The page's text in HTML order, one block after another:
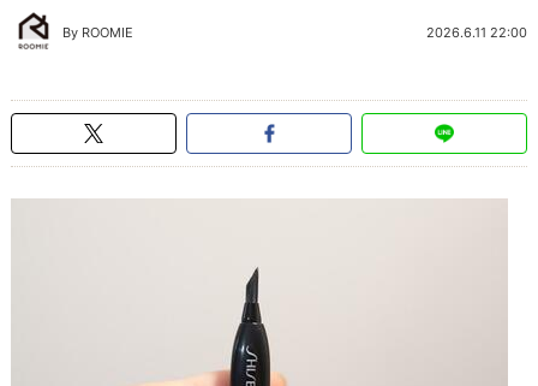
By ROOMIE 2026.6.11 22:00